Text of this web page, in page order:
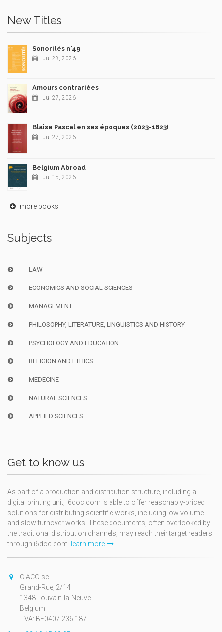
New Titles
Sonorités n°49
Jul 28, 2026
Amours contrariées
Jul 27, 2026
Blaise Pascal en ses époques (2023-1623)
Jul 27, 2026
Belgium Abroad
Jul 15, 2026
more books
Subjects
LAW
ECONOMICS AND SOCIAL SCIENCES
MANAGEMENT
PHILOSOPHY, LITERATURE, LINGUISTICS AND HISTORY
PSYCHOLOGY AND EDUCATION
RELIGION AND ETHICS
MEDECINE
NATURAL SCIENCES
APPLIED SCIENCES
Get to know us
As part of a production and distribution structure, including a
digital printing unit, i6doc.com is able to offer reasonably-priced
solutions for distributing scientific works, including low volume
and slow turnover works. These documents, often overlooked by
the traditional distribution channels, may reach their target readers
through i6doc.com. learn more
CIACO sc
Grand-Rue, 2/14
1348 Louvain-la-Neuve
Belgium
TVA: BE0407.236.187